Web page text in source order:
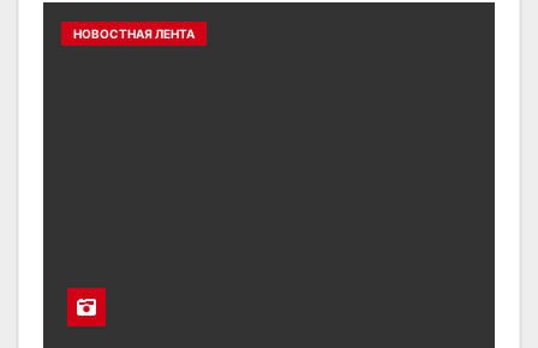
НОВОСТНАЯ ЛЕНТА